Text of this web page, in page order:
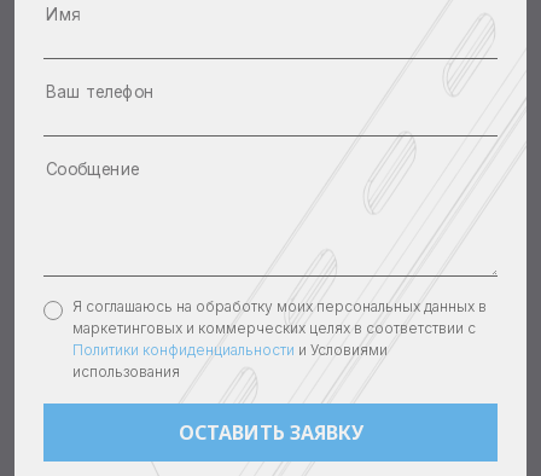
Имя
Ваш телефон
Сообщение
Я соглашаюсь на обработку моих персональных данных в
маркетинговых и коммерческих целях в соответствии с
Политики конфиденциальности и Условиями
использования